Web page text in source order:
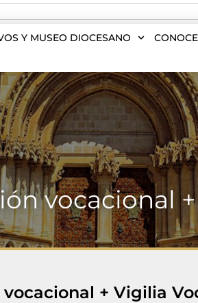
Y MUSEO DIOCESANO
vocacional
+ Vigilia